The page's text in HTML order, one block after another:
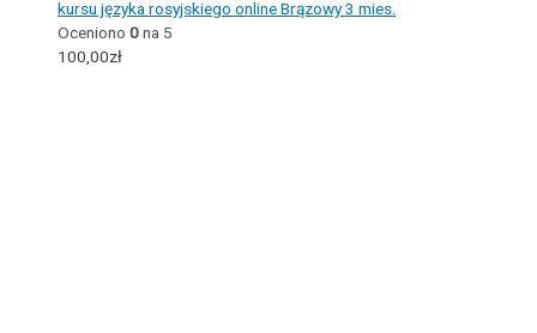
kursu języka rosyjskiego online Brązowy 3 mies.
Oceniono 0na 5
100,00zł